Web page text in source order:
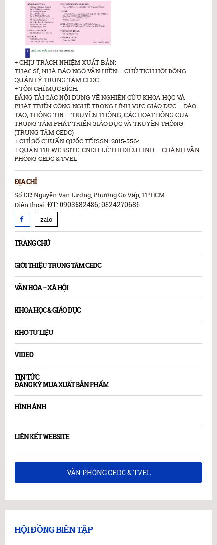
+ CHỊU TRÁCH NHIỆM XUẤT BẢN:
THẠC SĨ, NHÀ BÁO NGÔ VĂN HIỀN – CHỦ TỊCH HỘI ĐỒNG
QUẢN LÝ TRUNG TÂM CEDC
+ TÔN CHỈ MỤC ĐÍCH:
ĐĂNG TẢI CÁC NỘI DUNG VỀ NGHIÊN CỨU KHOA HỌC VÀ
PHÁT TRIỂN CÔNG NGHỆ TRONG LĨNH VỰC GIÁO DỤC – ĐÀO
TAO; THÔNG TIN – TRUYỀN THÔNG; CÁC HOẠT ĐỘNG CỦA
TRUNG TÂM PHÁT TRIỂN GIÁO DỤC VÀ TRUYỀN THÔNG
(TRUNG TÂM CEDC)
+ CHỈ SỐ CHUẨN QUỐC TẾ ISSN: 2815-5564
+ QUẢN TRỊ WEBSITE: CNKH LÊ THỊ DIỆU LINH – CHÁNH VĂN
PHÒNG CEDC & TVEL
ĐỊA CHỈ
Số 132 Nguyễn Văn Lượng, Phường Gò Vấp, TP.HCM
Điện thoại:ĐT: 0903682486; 0824270686
zalo
TRANG CHỦ
GIỚI THIỆU TRUNG TÂM CEDC
VĂN HÓA – XÃ HỘI
KHOA HỌC & GIÁO DỤC
KHO TƯ LIỆU
VIDEO
TIN TỨC
ĐĂNG KÝ MUA XUẤT BẢN PHẨM
HÌNH ẢNH
LIÊN KẾT WEBSITE
VĂN PHÒNG CEDC & TVEL
HỘI ĐỒNG BIÊN TẬP